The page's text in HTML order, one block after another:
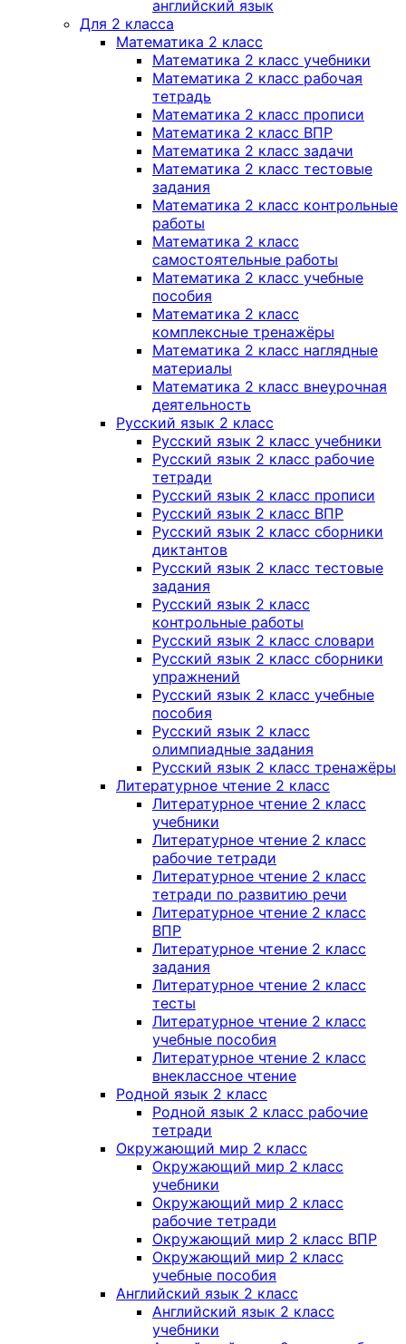
английский язык
Для 2 класса
Математика 2 класс
Математика 2 класс учебники
Математика 2 класс рабочая
тетрадь
Математика 2 класс прописи
Математика 2 класс ВПР
Математика 2 класс задачи
Математика 2 класс тестовые
задания
Математика 2 класс контрольные
работы
Математика 2 класс
самостоятельные работы
Математика 2 класс учебные
пособия
Математика 2 класс
комплексные тренажёры
Математика 2 класс наглядные
материалы
Математика 2 класс внеурочная
деятельность
Русский язык 2 класс
Русский язык 2 класс учебники
Русский язык 2 класс рабочие
тетради
Русский язык 2 класс прописи
Русский язык 2 класс ВПР
Русский язык 2 класс сборники
диктантов
Русский язык 2 класс тестовые
задания
Русский язык 2 класс
контрольные работы
Русский язык 2 класс словари
Русский язык 2 класс сборники
упражнений
Русский язык 2 класс учебные
пособия
Русский язык 2 класс
олимпиадные задания
Русский язык 2 класс тренажёры
Литературное чтение 2 класс
Литературное чтение 2 класс
учебники
Литературное чтение 2 класс
рабочие тетради
Литературное чтение 2 класс
тетради по развитию речи
Литературное чтение 2 класс
ВПР
Литературное чтение 2 класс
задания
Литературное чтение 2 класс
тесты
Литературное чтение 2 класс
учебные пособия
Литературное чтение 2 класс
внеклассное чтение
Родной язык 2 класс
Родной язык 2 класс рабочие
тетради
Окружающий мир 2 класс
Окружающий мир 2 класс
учебники
Окружающий мир 2 класс
рабочие тетради
Окружающий мир 2 класс ВПР
Окружающий мир 2 класс
учебные пособия
Английский язык 2 класс
Английский язык 2 класс
учебники